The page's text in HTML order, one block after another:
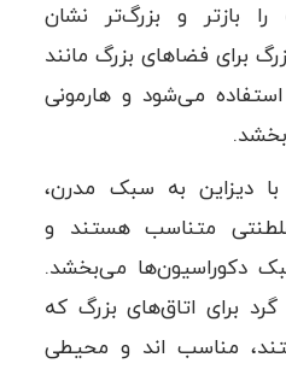
بازتر و بزرگ‌تر نشان
برای فضاهای بزرگ مانند
می‌شود و هارمونی
دیزاین به سبک مدرن،
متناسب هستند و
دکوراسیون‌ها می‌بخشد.
برای اتاق‌های بزرگ که
مناسب اند و محیطی